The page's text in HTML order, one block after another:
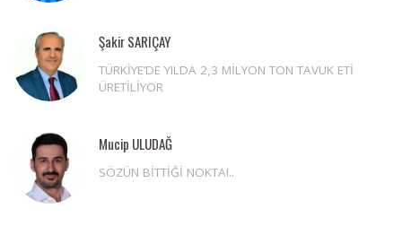
Şakir SARIÇAY
TÜRKİYE’DE YILDA 2,3 MİLYON TON TAVUK ETİ
ÜRETİLİYOR
Mucip ULUDAĞ
SÖZÜN BİTTİĞİ NOKTA!..